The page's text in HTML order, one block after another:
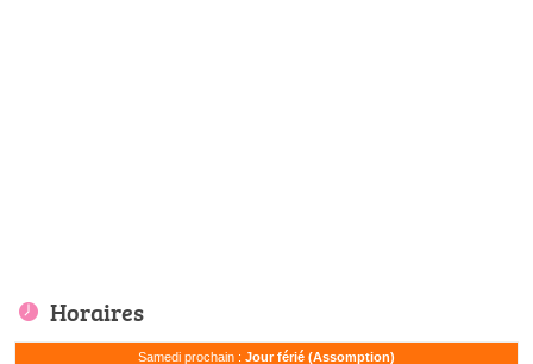
Horaires
Samedi prochain : Jour férié (Assomption)